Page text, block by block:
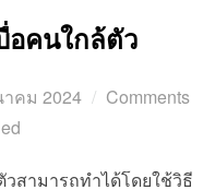
อคนใกล้ตัว
คม 2024
Comments
สามารถทำได้โดยใช้วิธี